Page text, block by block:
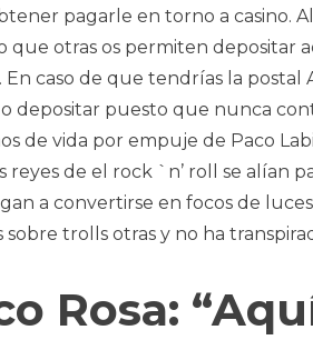
pagarle en torno a casino.
otras os permiten depositar
En caso de que tendrí­as la
depositar puesto que nunca
de vida por empuje de Paco
reyes de el rock `n’ roll se alían
a convertirse en focos de
sobre trolls otras y no ha
Rosa: